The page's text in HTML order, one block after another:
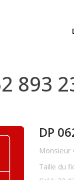
893
DP
Monsieur
Taille du